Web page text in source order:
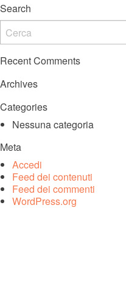
Search
Recent Comments
Archives
Categories
Nessuna categoria
Meta
Accedi
Feed dei contenuti
Feed dei commenti
WordPress.org